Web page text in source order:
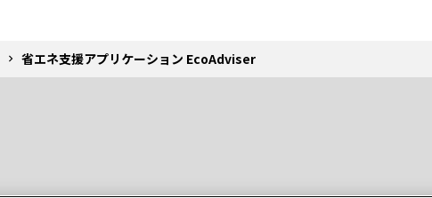
省エネ支援アプリケーション EcoAdviser